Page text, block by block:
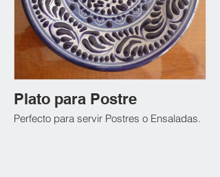
Plato para Postre
Perfecto para servir Postres o Ensaladas.